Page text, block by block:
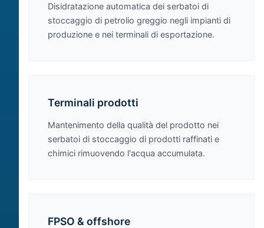
Disidratazione automatica dei serbatoi di
stoccaggio di petrolio greggio negli impianti di
produzione e nei terminali di esportazione.
Terminali prodotti
Mantenimento della qualità del prodotto nei
serbatoi di stoccaggio di prodotti raffinati e
chimici rimuovendo l'acqua accumulata.
FPSO & offshore